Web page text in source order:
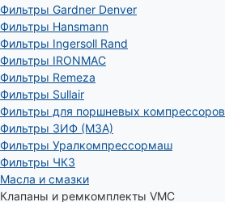
Фильтры Gardner Denver
Фильтры Hansmann
Фильтры Ingersoll Rand
Фильтры IRONMAC
Фильтры Remeza
Фильтры Sullair
Фильтры для поршневых компрессоров
Фильтры ЗИФ (МЗА)
Фильтры Уралкомпрессормаш
Фильтры ЧКЗ
Масла и смазки
Клапаны и ремкомплекты VMC